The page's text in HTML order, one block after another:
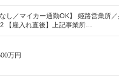
なし／マイカー通勤OK】 姫路営業所
【雇入れ直後】上記事業所…
万円